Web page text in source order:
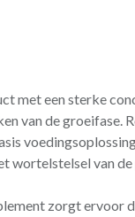
met een sterke
van de groeifase.
wortelstelsel van
zorgt ervoor